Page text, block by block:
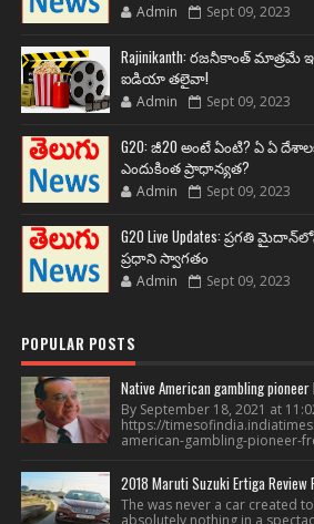
Admin Sept 09, 2023
Rajinikanth: రజనీకాంత్
ఐడియా తలైవా!
Admin Sept 09, 2023
G20: జీ20 అంటే ఏంటి? ఏ ఏ
ఎందుకింత ప్రాధాన్యత?
Admin Sept 09, 2023
G20 Live Updates: ప్రగతి
ప్రధాని స్వాగతం
Admin Sept 09, 2023
POPULAR POSTS
Native American gambling
By September 18, 2021 at
https://
american-gambling-pioneer-
2018 Maruti Suzuki Ertiga Review
The was never a car created
absolutely nothing in a